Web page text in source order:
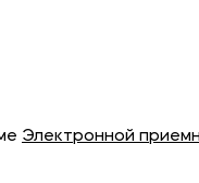
Электронной